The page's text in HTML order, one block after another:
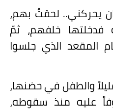
يحركني.. لحقتُ بهم،
فدخلتها خلفهم، ثمّ
الذي جلسوا
والطفل في حضنها،
عليه منذ سقوطه،